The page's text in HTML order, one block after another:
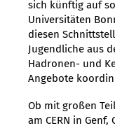
sich künftig auf
Universitäten
diesen
Jugendliche aus
Hadronen- und
Angebote
Ob mit großen
am CERN in